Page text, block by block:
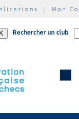
| Mon
Rechercher un club